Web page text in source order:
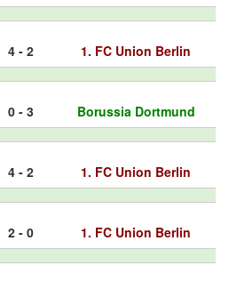
4 - 2 1. FC Union Berlin
0 - 3 Borussia Dortmund
4 - 2 1. FC Union Berlin
2 - 0 1. FC Union Berlin